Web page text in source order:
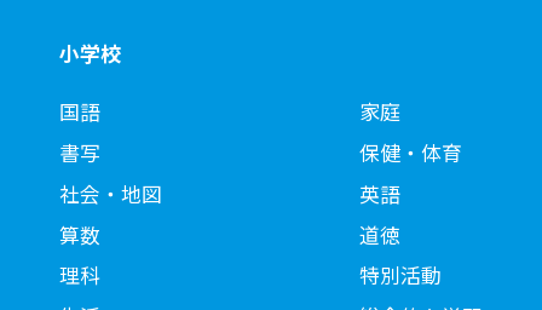
小学校
国語
書写
社会・地図
算数
理科
家庭
保健・体育
英語
道徳
特別活動